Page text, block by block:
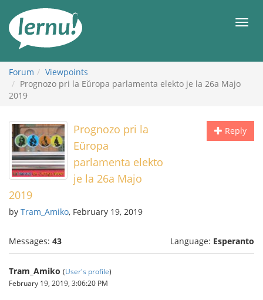
the
content
Forum
Viewpoints
Prognozo pri la Eŭropa parlamenta elekto je la 26a Majo
2019
Reply
Prognozo pri la
Eŭropa
parlamenta elekto
je la 26a Majo
2019
by Tram_Amiko, February 19, 2019
Messages: 43 Language: Esperanto
Tram_Amiko (User's profile)
February 19, 2019, 3:06:20 PM